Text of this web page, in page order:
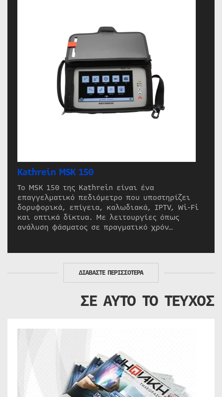
Kathrein MSK 150
Το MSK 150 της Kathrein είναι ένα
επαγγελματικό πεδιόμετρο που υποστηρίζει
δορυφορικά, επίγεια, καλωδιακά, IPTV, Wi-Fi
και οπτικά δίκτυα. Με λειτουργίες όπως
ανάλυση φάσματος σε πραγματικό χρόν…
ΔΙΑΒΑΣΤΕ ΠΕΡΙΣΣΟΤΕΡΑ
ΣΕ ΑΥΤΟ ΤΟ ΤΕΥΧΟΣ